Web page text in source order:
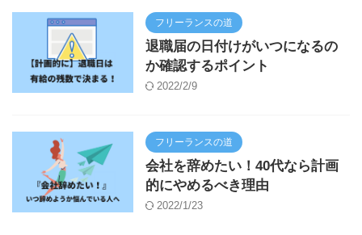
フリーランスの道
退職届の日付けがいつになるの
か確認するポイント
2022/2/9
フリーランスの道
会社を辞めたい！40代なら計画
的にやめるべき理由
2022/1/23